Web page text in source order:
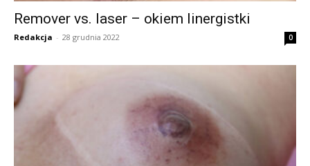
Remover vs. laser – okiem linergistki
Redakcja - 28 grudnia 2022 0